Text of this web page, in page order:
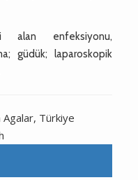
alan enfeksiyonu,
güdük; laparoskopik
Agalar, Türkiye